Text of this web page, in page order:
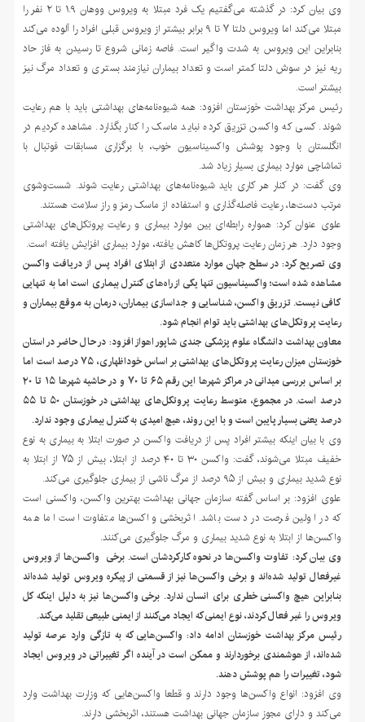
وی بیان کرد: در گذشته می‌گفتیم یک فرد مبتلا به ویروس ووهان ۱.۹ تا ۲ نفر را
مبتلا می‌کند اما ویروس دلتا ۷ تا ۹ برابر بیشتر از ویروس قبلی افراد را آلوده می‌کند
بنابراین این ویروس به شدت واگیر است. فاصه زمانی شروع تا رسیدن به فاز حاد
ریه نیز در سوش دلتا کمتر است و تعداد بیماران نیازمند بستری و تعداد مرگ نیز
بیشتر است.
رئیس مرکز بهداشت خوزستان افزود: همه شیوه‌نامه‌های بهداشتی باید با هم رعایت
شوند. کسی که واکسن تزریق کرده نباید ماسک را کنار بگذارد. مشاهده کردیم در
انگلستان با وجود پوشش واکسیناسیون خوب، با برگزاری مسابقات فوتبال با
تماشاچی موارد بیماری بسیار زیاد شد.
وی گفت: در کنار هر کاری باید شیوه‌نامه‌های بهداشتی رعایت شوند. شست‌وشوی
مرتب دست‌ها، رعایت فاصله‌گذاری و استفاده از ماسک رمز و راز سلامت هستند.
علوی عنوان کرد: همواره رابطه‌ای بین موارد بیماری و رعایت پروتکل‌های بهداشتی
وجود دارد. هر زمان رعایت پروتکل‌ها کاهش یافته، موارد بیماری افزایش یافته است.
وی تصریح کرد: در سطح جهان موارد متعددی از ابتلای افراد پس از دریافت واکسن
مشاهده شده است؛ واکسیناسیون تنها یکی از راه‌های کنترل بیماری است اما به تنهایی
کافی نیست. تزریق واکسن، شناسایی و جداسازی بیماران، درمان به موقع بیماران و
رعایت پروتکل‌های بهداشتی باید توام انجام شود.
معاون بهداشت دانشگاه علوم پزشکی جندی شاپور اهواز افزود: در حال حاضر در استان
خوزستان میزان رعایت پروتکل‌های بهداشتی بر اساس خوداظهاری، ۷۵ درصد است اما
بر اساس بررسی میدانی در مراکز شهرها این رقم ۶۵ تا ۷۰ و در حاشیه شهرها ۱۵ تا ۲۰
درصد است. در مجموع، متوسط رعایت پروتکل‌های بهداشتی در خوزستان ۵۰ تا ۵۵
درصد یعنی بسیار پایین است و با این روند، هیچ امیدی به کنترل بیماری وجود ندارد.
وی با بیان اینکه بیشتر افراد پس از دریافت واکسن در صورت ابتلا به بیماری به نوع
خفیف مبتلا می‌شوند، گفت: واکسن ۳۰ تا ۴۰ درصد از ابتلا، بیش از ۷۵ از ابتلا به
نوع شدید بیماری و بیش از ۹۵ درصد از مرگ ناشی از بیماری جلوگیری می‌کند.
علوی افزود: بر اساس گفته سازمان جهانی بهداشت بهترین واکسن، واکسنی است
که در اولین فرصت در دست باشد. اثربخشی واکسن‌ها متفاوت است اما همه
واکسن‌ها از ابتلا به نوع شدید بیماری و مرگ جلوگیری می‌کنند.
وی بیان کرد: تفاوت واکسن‌ها در نحوه کارکردشان است. برخی واکسن‌ها از ویروس
غیرفعال تولید شده‌اند و برخی واکسن‌ها نیز از قسمتی از پیکره ویروس تولید شده‌اند
بنابراین هیچ واکسنی خطری برای انسان ندارد. برخی واکسن‌ها نیز به دلیل اینکه کل
ویروس را غیر فعال کردند، نوع ایمنی که ایجاد می‌کنند از ایمنی طبیعی تقلید می‌کند.
رئیس مرکز بهداشت خوزستان ادامه داد: واکسن‌هایی که به تازگی وارد عرصه تولید
شده‌اند، از هوشمندی برخوردارند و ممکن است در آینده اگر تغییراتی در ویروس ایجاد
شود، تغییرات را هم پوشش دهند.
وی افزود: انواع واکسن‌ها وجود دارند و قطعا واکسن‌هایی که وزارت بهداشت وارد
می‌کند و دارای مجوز سازمان جهانی بهداشت هستند، اثربخشی دارند.